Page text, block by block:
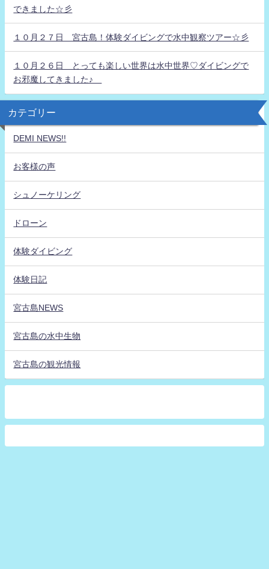
できました☆彡
１０月２７日 宮古島！体験ダイビングで水中観察ツアー☆彡
１０月２６日 とっても楽しい世界は水中世界♡ダイビングで
お邪魔してきました♪
カテゴリー
DEMI NEWS!!
お客様の声
シュノーケリング
ドローン
体験ダイビング
体験日記
宮古島NEWS
宮古島の水中生物
宮古島の観光情報